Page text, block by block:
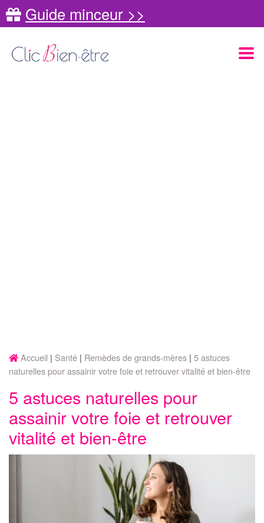
Guide minceur >>
Accueil Santé Remèdes de grands-mères 5 astuces
naturelles pour assainir votre foie et retrouver vitalité et bien-être
5 astuces naturelles pour
assainir votre foie et retrouver
vitalité et bien-être